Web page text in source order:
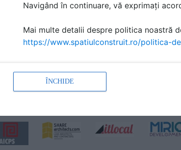
Navigând în continuare, vă exprimați
Mai multe detalii despre politica noastră
https://www.spatiulconstruit.ro/politica-
ÎNCHIDE